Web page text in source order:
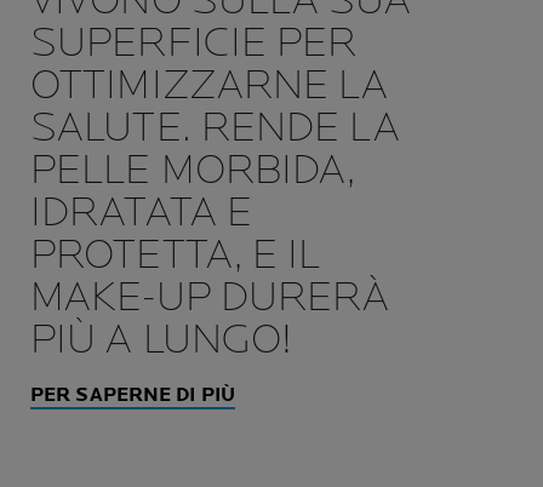
SUPERFICIE PER
OTTIMIZZARNE LA
SALUTE. RENDE LA
PELLE MORBIDA,
IDRATATA E
PROTETTA, E IL
MAKE-UP DURERÀ
PIÙ A LUNGO!
PER SAPERNE DI PIÙ